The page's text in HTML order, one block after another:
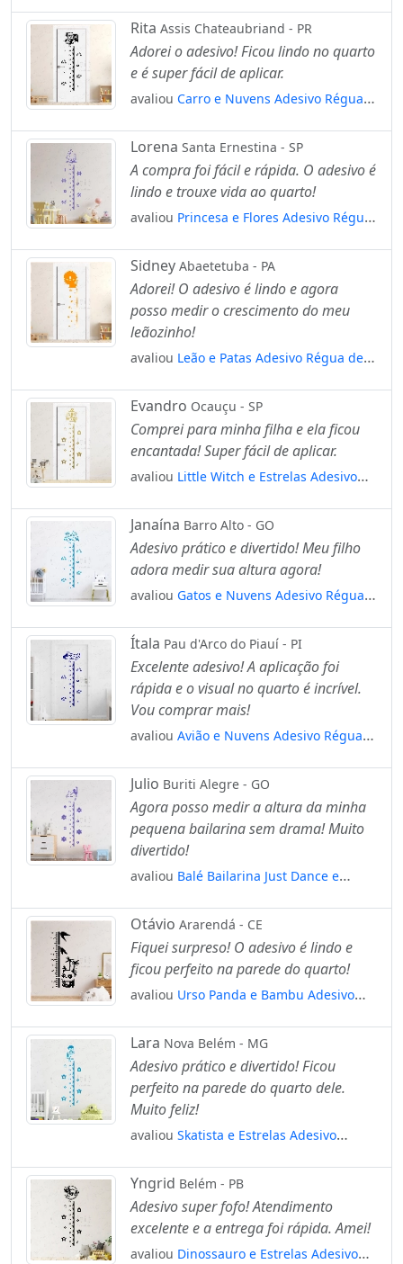
Altura para Quarto, Porta e Parede
Mod:82
Rita Assis Chateaubriand - PR
Adorei o adesivo! Ficou lindo no quarto
e é super fácil de aplicar.
avaliou Carro e Nuvens Adesivo Régua
Altura para Quarto, Porta e Parede
Mod:316
Lorena Santa Ernestina - SP
A compra foi fácil e rápida. O adesivo é
lindo e trouxe vida ao quarto!
avaliou Princesa e Flores Adesivo Régua
Altura para Quarto, Porta e Parede
Mod:160
Sidney Abaetetuba - PA
Adorei! O adesivo é lindo e agora
posso medir o crescimento do meu
leãozinho!
avaliou Leão e Patas Adesivo Régua de
para Quarto, Porta e Parede Mod:61
Evandro Ocauçu - SP
Comprei para minha filha e ela ficou
encantada! Super fácil de aplicar.
avaliou Little Witch e Estrelas Adesivo
de Altura para Quarto, Porta e Parede
Mod:229
Janaína Barro Alto - GO
Adesivo prático e divertido! Meu filho
adora medir sua altura agora!
avaliou Gatos e Nuvens Adesivo Régua
Altura para Quarto, Porta e Parede
Mod:61
Ítala Pau d'Arco do Piauí - PI
Excelente adesivo! A aplicação foi
rápida e o visual no quarto é incrível.
Vou comprar mais!
avaliou Avião e Nuvens Adesivo Régua
Altura para Quarto, Porta e Parede
Mod:295
Julio Buriti Alegre - GO
Agora posso medir a altura da minha
pequena bailarina sem drama! Muito
divertido!
avaliou Balé Bailarina Just Dance e
Infantil, Medidor de Altura para Quarto,
Porta e Parede Mod:128
Otávio Ararendá - CE
Fiquei surpreso! O adesivo é lindo e
ficou perfeito na parede do quarto!
avaliou Urso Panda e Bambu Adesivo
de Altura para Quarto, Porta e Parede
Mod:40
Lara Nova Belém - MG
Adesivo prático e divertido! Ficou
perfeito na parede do quarto dele.
Muito feliz!
avaliou Skatista e Estrelas Adesivo
de Altura para Quarto, Porta e Parede
Mod:208
Yngrid Belém - PB
Adesivo super fofo! Atendimento
excelente e a entrega foi rápida. Amei!
avaliou Dinossauro e Estrelas Adesivo